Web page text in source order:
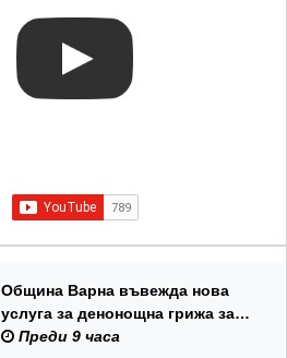
Община Варна въвежда нова
услуга за денонощна грижа за
възрастни хора и лица с трайни
Преди 9 часа